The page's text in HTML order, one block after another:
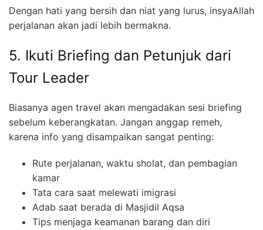
Dengan hati yang bersih dan niat yang lurus, insyaAllah
perjalanan akan jadi lebih bermakna.
5. Ikuti Briefing dan Petunjuk dari
Tour Leader
Biasanya agen travel akan mengadakan sesi briefing
sebelum keberangkatan. Jangan anggap remeh,
karena info yang disampaikan sangat penting:
Rute perjalanan, waktu sholat, dan pembagian
kamar
Tata cara saat melewati imigrasi
Adab saat berada di Masjidil Aqsa
Tips menjaga keamanan barang dan diri